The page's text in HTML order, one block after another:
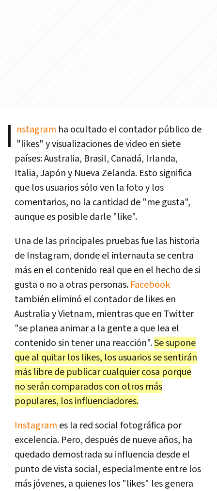
I nstagram ha ocultado el contador público de
"likes" y visualizaciones de video en siete
países: Australia, Brasil, Canadá, Irlanda,
Italia, Japón y Nueva Zelanda. Esto significa
que los usuarios sólo ven la foto y los
comentarios, no la cantidad de "me gusta",
aunque es posible darle "like".
Una de las principales pruebas fue las historia
de Instagram, donde el internauta se centra
más en el contenido real que en el hecho de si
gusta o no a otras personas. Facebook
también eliminó el contador de likes en
Australia y Vietnam, mientras que en Twitter
"se planea animar a la gente a que lea el
contenido sin tener una reacción".Se supone
que al quitar los likes, los usuarios se sentirán
más libre de publicar cualquier cosa porque
no serán comparados con otros más
populares, los influenciadores.
Instagram es la red social fotográfica por
excelencia. Pero, después de nueve años, ha
quedado demostrada su influencia desde el
punto de vista social, especialmente entre los
más jóvenes, a quienes los "likes" les genera